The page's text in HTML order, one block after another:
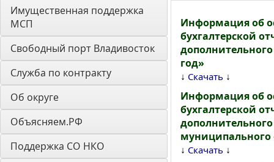
Имущественная поддержка
МСП
Свободный порт Владивосток
Служба по контракту
Об округе
Объясняем.РФ
Поддержка СО НКО
Информация об
бухгалтерской
год»
↓ Скачать ↓
Информация об
бухгалтерской
муниципального
↓ Скачать ↓